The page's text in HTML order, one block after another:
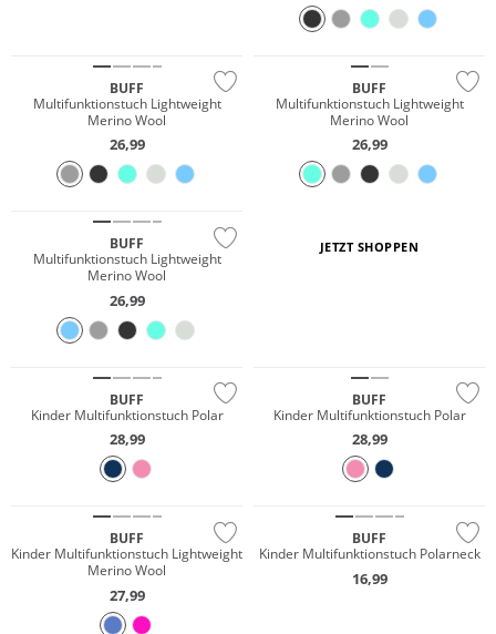
BUFF
Multifunktionstuch Lightweight
Merino Wool
26,99
Nachhaltig
BUFF
Multifunktionstuch Lightweight
Merino Wool
26,99
Nachhaltig
BUFF
Multifunktionstuch Lightweight
Merino Wool
26,99
JETZT SHOPPEN
Nachhaltig
BUFF
Kinder Multifunktionstuch Polar
28,99
BUFF
Kinder Multifunktionstuch Polar
28,99
BUFF
Kinder Multifunktionstuch Lightweight
Merino Wool
27,99
BUFF
Kinder Multifunktionstuch Polarneck
16,99